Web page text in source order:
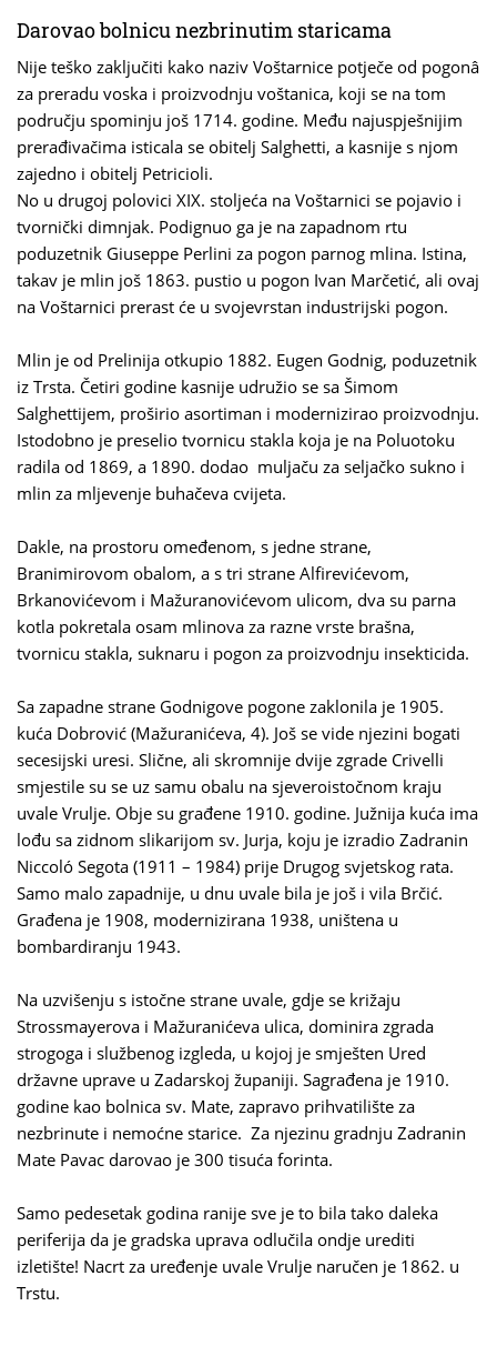
Darovao bolnicu nezbrinutim staricama
Nije teško zaključiti kako naziv Voštarnice potječe od pogonâ
za preradu voska i proizvodnju voštanica, koji se na tom
području spominju još 1714. godine. Među najuspješnijim
prerađivačima isticala se obitelj Salghetti, a kasnije s njom
zajedno i obitelj Petricioli.
No u drugoj polovici XIX. stoljeća na Voštarnici se pojavio i
tvornički dimnjak. Podignuo ga je na zapadnom rtu
poduzetnik Giuseppe Perlini za pogon parnog mlina. Istina,
takav je mlin još 1863. pustio u pogon Ivan Marčetić, ali ovaj
na Voštarnici prerast će u svojevrstan industrijski pogon.
Mlin je od Prelinija otkupio 1882. Eugen Godnig, poduzetnik
iz Trsta. Četiri godine kasnije udružio se sa Šimom
Salghettijem, proširio asortiman i modernizirao proizvodnju.
Istodobno je preselio tvornicu stakla koja je na Poluotoku
radila od 1869, a 1890. dodao muljaču za seljačko sukno i
mlin za mljevenje buhačeva cvijeta.
Dakle, na prostoru omeđenom, s jedne strane,
Branimirovom obalom, a s tri strane Alfirevićevom,
Brkanovićevom i Mažuranovićevom ulicom, dva su parna
kotla pokretala osam mlinova za razne vrste brašna,
tvornicu stakla, suknaru i pogon za proizvodnju insekticida.
Sa zapadne strane Godnigove pogone zaklonila je 1905.
kuća Dobrović (Mažuranićeva, 4). Još se vide njezini bogati
secesijski uresi. Slične, ali skromnije dvije zgrade Crivelli
smjestile su se uz samu obalu na sjeveroistočnom kraju
uvale Vrulje. Obje su građene 1910. godine. Južnija kuća ima
lođu sa zidnom slikarijom sv. Jurja, koju je izradio Zadranin
Niccoló Segota (1911 – 1984) prije Drugog svjetskog rata.
Samo malo zapadnije, u dnu uvale bila je još i vila Brčić.
Građena je 1908, modernizirana 1938, uništena u
bombardiranju 1943.
Na uzvišenju s istočne strane uvale, gdje se križaju
Strossmayerova i Mažuranićeva ulica, dominira zgrada
strogoga i službenog izgleda, u kojoj je smješten Ured
državne uprave u Zadarskoj županiji. Sagrađena je 1910.
godine kao bolnica sv. Mate, zapravo prihvatilište za
nezbrinute i nemoćne starice. Za njezinu gradnju Zadranin
Mate Pavac darovao je 300 tisuća forinta.
Samo pedesetak godina ranije sve je to bila tako daleka
periferija da je gradska uprava odlučila ondje urediti
izletište! Nacrt za uređenje uvale Vrulje naručen je 1862. u
Trstu.